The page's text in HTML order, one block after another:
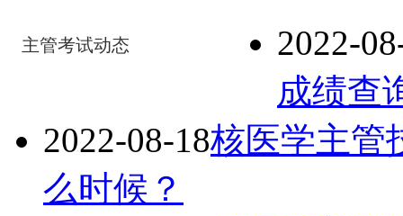
主管考试动态
2022-
成绩查
2022-08-18核医学主管
么时候？